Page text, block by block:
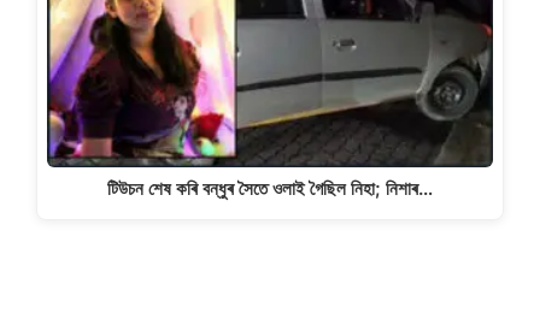
টিউচন শেষ কৰি বন্ধুৰ সৈতে ওলাই গৈছিল নিহা; নিশাৰ…